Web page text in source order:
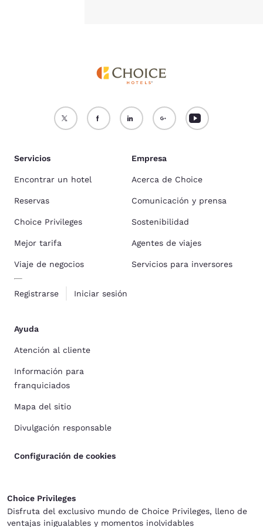
Servicios
Encontrar un hotel
Reservas
Choice Privileges
Mejor tarifa
Viaje de negocios
Registrarse Iniciar sesión
Empresa
Acerca de Choice
Comunicación y prensa
Sostenibilidad
Agentes de viajes
Servicios para inversores
Ayuda
Atención al cliente
Información para
franquiciados
Mapa del sitio
Divulgación responsable
Configuración de cookies
Choice Privileges
Disfruta del exclusivo mundo de Choice Privileges, lleno de
ventajas inigualables y momentos inolvidables